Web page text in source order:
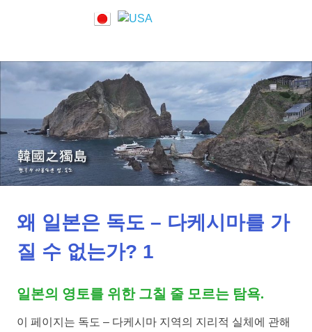
도
한
국
일
사
의
독
한
역
사
적
왜 일본은 독도 – 다케시마를 가
질 수 없는가? 1
일본의 영토를 위한 그칠 줄 모르는 탐욕.
이 페이지는 독도 – 다케시마 지역의 지리적 실체에 관해